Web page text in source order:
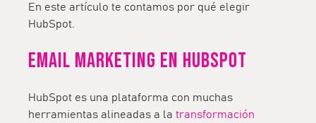
En este artículo te contamos por qué elegir
HubSpot.
Email Marketing en HubSpot
HubSpot es una plataforma con muchas
herramientas alineadas a la transformación